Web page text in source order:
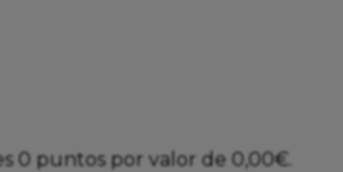
0 puntos por valor de 0,00€.